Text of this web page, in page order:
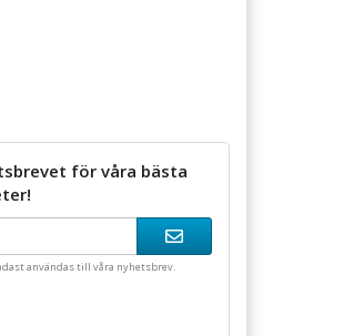
för våra bästa
användas till våra nyhetsbrev.